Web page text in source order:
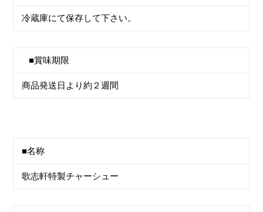
冷蔵庫にて保存して下さい。
■賞味期限
商品発送日より約２週間
■名称
歌志軒特製チャーシュー